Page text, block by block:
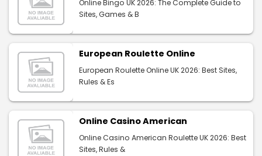
Online Bingo UK 2026: The Complete Guide to
Sites, Games & B
European Roulette Online
European Roulette Online UK 2026: Best Sites,
Rules & Es
Online Casino American
Online Casino American Roulette UK 2026: Best
Sites, Rules &